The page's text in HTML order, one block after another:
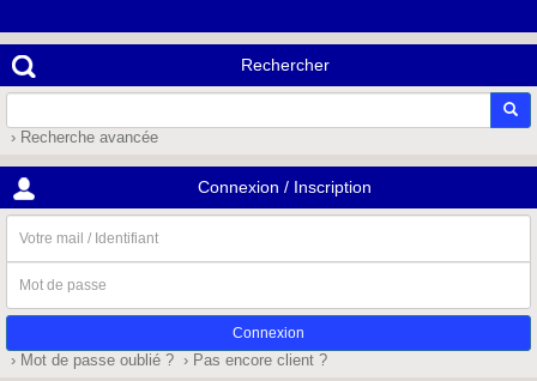
Rechercher
› Recherche avancée
Connexion / Inscription
mail
/
Identifiant
de
passe
› Mot de passe oublié ? › Pas encore client ?